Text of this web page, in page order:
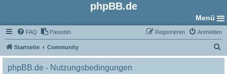
phpBB.de
Menü
FAQ Pastebin Anmelden
Registrieren
Startseite Community
u
phpBB.de - Nutzungsbedingungen